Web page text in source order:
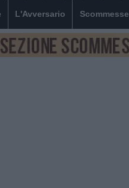
L'Avversario Scommesse